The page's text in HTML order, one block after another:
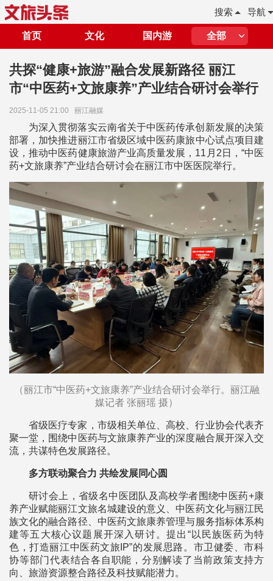
导航
搜索
首页 文化 国内游 全部
共探“健康+旅游”融合发展新路径 丽江
市“中医药+文旅康养”产业结合研讨会举行
2025-11-05 21:00 丽江融媒
为深入贯彻落实云南省关于中医药传承创新发展的决策
部署，加快推进丽江市省级区域中医药康旅中心试点项目建
设，推动中医药健康旅游产业高质量发展，11月2日，“中医
药+文旅康养”产业结合研讨会在丽江市中医医院举行。
（丽江市“中医药+文旅康养”产业结合研讨会举行。丽江融
媒记者 张丽瑶 摄）
省级医疗专家，市级相关单位、高校、行业协会代表齐
聚一堂，围绕中医药与文旅康养产业的深度融合展开深入交
流，共谋特色发展路径。
多方联动聚合力 共绘发展同心圆
研讨会上，省级名中医团队及高校学者围绕中医药+康
养产业赋能丽江文旅名城建设的意义、中医药文化与丽江民
族文化的融合路径、中医药文旅康养管理与服务指标体系构
建等五大核心议题展开深入研讨。提出“以民族医药为特
色，打造丽江中医药文旅IP”的发展思路。市卫健委、市科
协等部门代表结合各自职能，分别解读了当前政策支持方
向、旅游资源整合路径及科技赋能潜力。